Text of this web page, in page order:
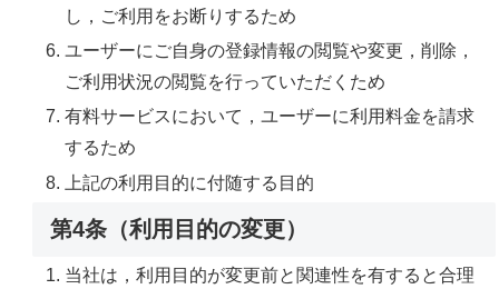
し，ご利用をお断りするため
ユーザーにご自身の登録情報の閲覧や変更，削除，
ご利用状況の閲覧を行っていただくため
有料サービスにおいて，ユーザーに利用料金を請求
するため
上記の利用目的に付随する目的
第4条（利用目的の変更）
当社は，利用目的が変更前と関連性を有すると合理